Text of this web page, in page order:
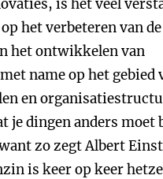
is het veel
het verbeteren van de
het ontwikkelen van
name op het gebied
en
je dingen anders moet
zo zegt Albert
is keer op keer